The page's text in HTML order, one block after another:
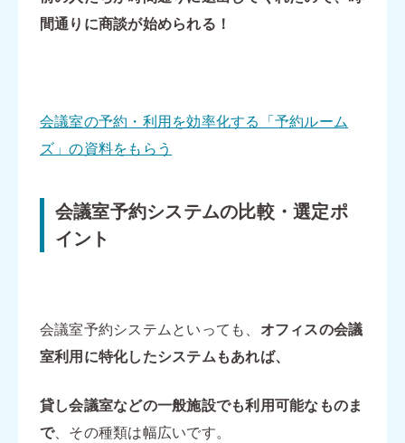
間通りに商談が始められる！
会議室の予約・利用を効率化する「予約ルーム
ズ」の資料をもらう
会議室予約システムの比較・選定ポ
イント
会議室予約システムといっても、 オフィスの会議
室利用に特化したシステムもあれば、
貸し会議室などの一般施設でも利用可能なものま
で、その種類は幅広いです。